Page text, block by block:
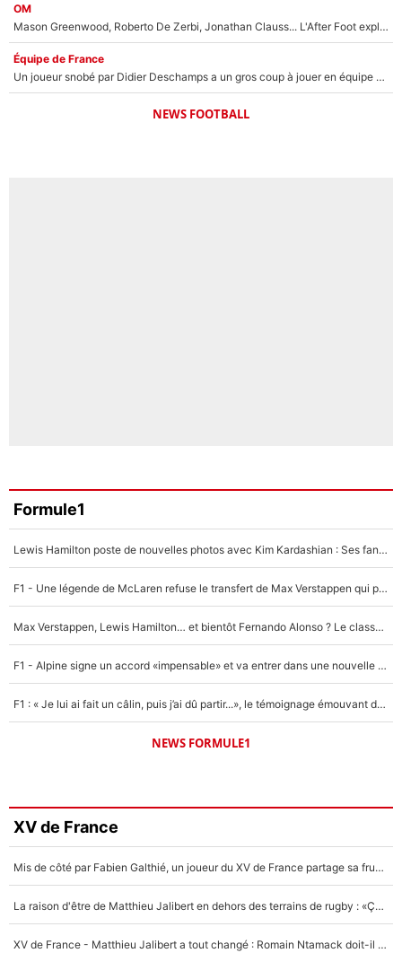
OM
Mason Greenwood, Roberto De Zerbi, Jonathan Clauss... L'After Foot explique pourquoi Medhi Benatia a craqué à l'OM !
Équipe de France
Un joueur snobé par Didier Deschamps a un gros coup à jouer en équipe de France : Zinedine Zidane a trouvé son numéro 9 ?
NEWS FOOTBALL
Formule1
Lewis Hamilton poste de nouvelles photos avec Kim Kardashian : Ses fans le voient déjà redevenir champion du monde de F1 grâce à elle !
F1 - Une légende de McLaren refuse le transfert de Max Verstappen qui pourrait «faire des vagues» et plomber l'ambiance dans l'équipe
Max Verstappen, Lewis Hamilton… et bientôt Fernando Alonso ? Le classement des pilotes les mieux payés en Formule 1 risque de changer !
F1 - Alpine signe un accord «impensable» et va entrer dans une nouvelle dimension : Grande nouvelle pour Pierre Gasly !
F1 : « Je lui ai fait un câlin, puis j’ai dû partir...», le témoignage émouvant de Max Verstappen sur sa fille
NEWS FORMULE1
XV de France
Mis de côté par Fabien Galthié, un joueur du XV de France partage sa frustration : «ils ne me l’ont pas dit tout de suite»
La raison d'être de Matthieu Jalibert en dehors des terrains de rugby : «Ça m'atteint autant que si tu touches à un membre de ma famille»
XV de France - Matthieu Jalibert a tout changé : Romain Ntamack doit-il s’inquiéter pour sa place à un an de la Coupe du monde ?